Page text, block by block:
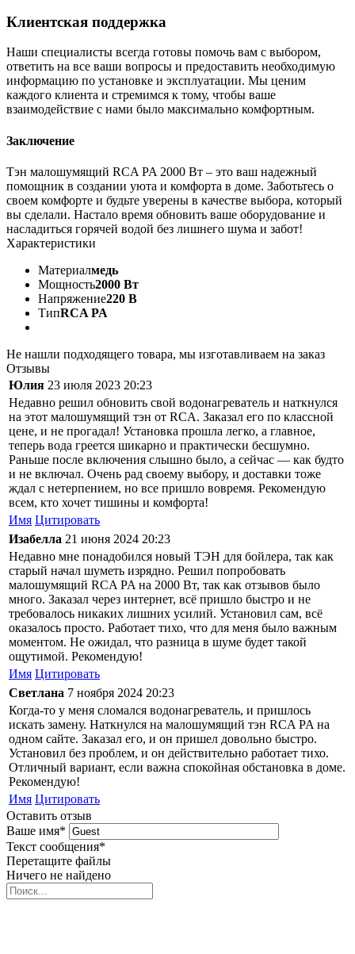
Клиентская поддержка
Наши специалисты всегда готовы помочь вам с выбором,
ответить на все ваши вопросы и предоставить необходимую
информацию по установке и эксплуатации. Мы ценим
каждого клиента и стремимся к тому, чтобы ваше
взаимодействие с нами было максимально комфортным.
Заключение
Тэн малошумящий RCA PA 2000 Вт – это ваш надежный
помощник в создании уюта и комфорта в доме. Заботьтесь о
своем комфорте и будьте уверены в качестве выбора, который
вы сделали. Настало время обновить ваше оборудование и
насладиться горячей водой без лишнего шума и забот!
Характеристики
Материалмедь
Мощность2000 Вт
Напряжение220 В
ТипRCA PA
Не нашли подходящего товара, мы изготавливаем на заказ
Отзывы
Юлия 23 июля 2023 20:23
Недавно решил обновить свой водонагреватель и наткнулся
на этот малошумящий тэн от RCA. Заказал его по классной
цене, и не прогадал! Установка прошла легко, а главное,
теперь вода греется шикарно и практически бесшумно.
Раньше после включения слышно было, а сейчас — как будто
и не включал. Очень рад своему выбору, и доставки тоже
ждал с нетерпением, но все пришло вовремя. Рекомендую
всем, кто хочет тишины и комфорта!
Имя Цитировать
Изабелла 21 июня 2024 20:23
Недавно мне понадобился новый ТЭН для бойлера, так как
старый начал шуметь изрядно. Решил попробовать
малошумящий RCA PA на 2000 Вт, так как отзывов было
много. Заказал через интернет, всё пришло быстро и не
требовалось никаких лишних усилий. Установил сам, всё
оказалось просто. Работает тихо, что для меня было важным
моментом. Не ожидал, что разница в шуме будет такой
ощутимой. Рекомендую!
Имя Цитировать
Светлана 7 ноября 2024 20:23
Когда-то у меня сломался водонагреватель, и пришлось
искать замену. Наткнулся на малошумящий тэн RCA PA на
одном сайте. Заказал его, и он пришел довольно быстро.
Установил без проблем, и он действительно работает тихо.
Отличный вариант, если важна спокойная обстановка в доме.
Рекомендую!
Имя Цитировать
Оставить отзыв
Ваше имя*
Текст сообщения*
Перетащите файлы
Ничего не найдено